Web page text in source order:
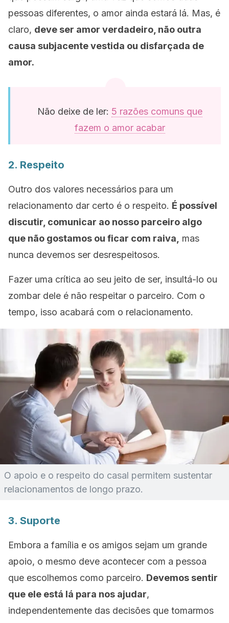
pessoas diferentes, o amor ainda estará lá. Mas, é
claro, deve ser amor verdadeiro, não outra
causa subjacente vestida ou disfarçada de
amor.
Não deixe de ler: 5 razões comuns que
fazem o amor acabar
2. Respeito
Outro dos valores necessários para um
relacionamento dar certo é o respeito. É possível
discutir, comunicar ao nosso parceiro algo
que não gostamos ou ficar com raiva,
mas
nunca devemos ser desrespeitosos.
Fazer uma crítica ao seu jeito de ser, insultá-lo ou
zombar dele é não respeitar o parceiro. Com o
tempo, isso acabará com o relacionamento.
O apoio e o respeito do casal permitem sustentar
relacionamentos de longo prazo.
3. Suporte
Embora a família e os amigos sejam um grande
apoio, o mesmo deve acontecer com a pessoa
que escolhemos como parceiro. Devemos sentir
que ele está lá para nos ajudar,
independentemente das decisões que tomarmos